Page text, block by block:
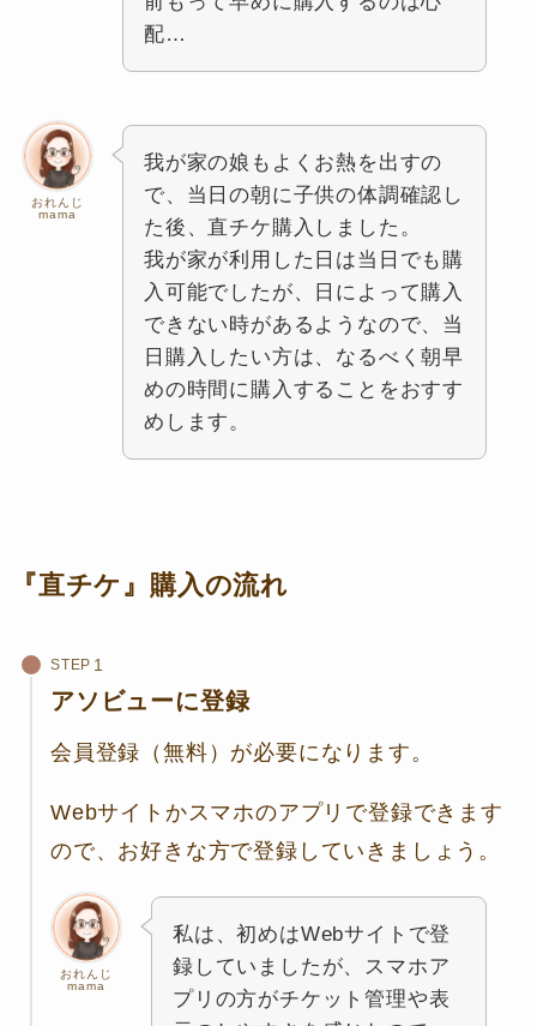
配…
おれんじ
mama
我が家の娘もよくお熱を出すの
で、当日の朝に子供の体調確認し
た後、直チケ購入しました。
我が家が利用した日は当日でも購
入可能でしたが、日によって購入
できない時があるようなので、当
日購入したい方は、なるべく朝早
めの時間に購入することをおすす
めします。
『直チケ』購入の流れ
STEP
アソビューに登録
会員登録（無料）が必要になります。
Webサイトかスマホのアプリで登録できます
ので、お好きな方で登録していきましょう。
おれんじ
mama
私は、初めはWebサイトで登
録していましたが、スマホア
プリの方がチケット管理や表